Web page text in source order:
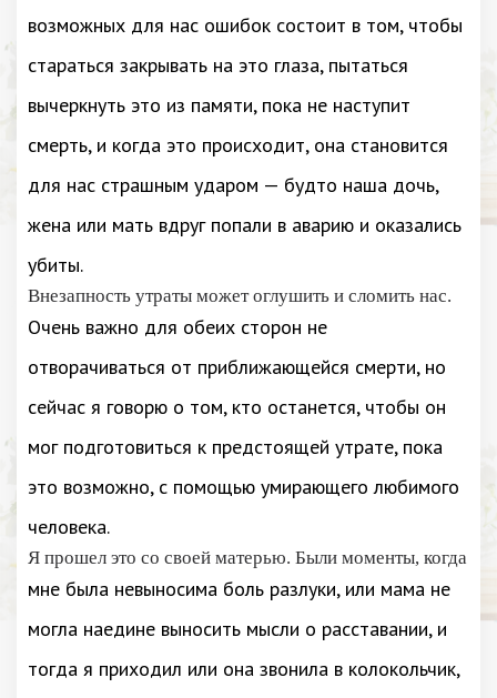
возможных для нас ошибок состоит в том, чтобы
стараться закрывать на это глаза, пытаться
вычеркнуть это из памяти, пока не наступит
смерть, и когда это происходит, она становится
для нас страшным ударом — будто наша дочь,
жена или мать вдруг попали в аварию и оказались
убиты.
Внезапность утраты может оглушить и сломить нас.
Очень важно для обеих сторон не
отворачиваться от приближающейся смерти, но
сейчас я говорю о том, кто останется, чтобы он
мог подготовиться к предстоящей утрате, пока
это возможно, с помощью умирающего любимого
человека.
Я прошел это со своей матерью. Были моменты, когда
мне была невыносима боль разлуки, или мама не
могла наедине выносить мысли о расставании, и
тогда я приходил или она звонила в колокольчик,